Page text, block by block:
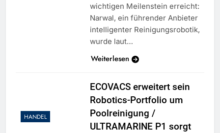
wichtigen Meilenstein erreicht:
Narwal, ein führender Anbieter
intelligenter Reinigungsrobotik,
wurde laut…
Weiterlesen
HANDEL
ECOVACS erweitert sein
Robotics-Portfolio um
Poolreinigung /
ULTRAMARINE P1 sorgt